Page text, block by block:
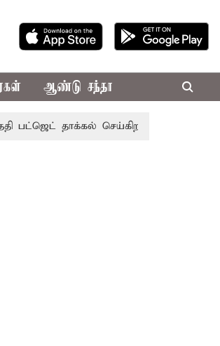
ஆண்டு சந்தா
தாக்கல் செய்கிறார் முதல்-அமைச்சர்